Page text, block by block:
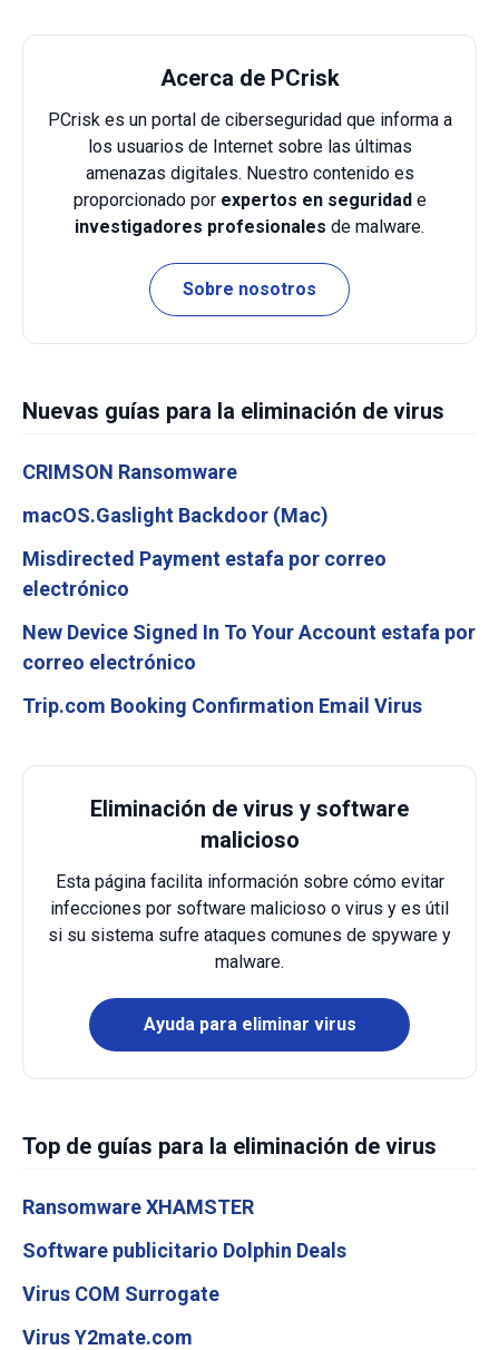
Acerca de PCrisk
PCrisk es un portal de ciberseguridad que informa a
los usuarios de Internet sobre las últimas
amenazas digitales. Nuestro contenido es
proporcionado por expertos en seguridade
investigadores profesionales de malware.
Sobre nosotros
Nuevas guías para la eliminación de virus
CRIMSON Ransomware
macOS.Gaslight Backdoor (Mac)
Misdirected Payment estafa por correo
electrónico
New Device Signed In To Your Account estafa por
correo electrónico
Trip.com Booking Confirmation Email Virus
Eliminación de virus y software
malicioso
Esta página facilita información sobre cómo evitar
infecciones por software malicioso o virus y es útil
si su sistema sufre ataques comunes de spyware y
malware.
Ayuda para eliminar virus
Top de guías para la eliminación de virus
Ransomware XHAMSTER
Software publicitario Dolphin Deals
Virus COM Surrogate
Virus Y2mate.com